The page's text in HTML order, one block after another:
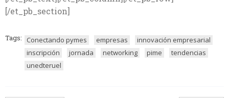
[/et_pb_section]
Tags: Conectando pymes empresas
innovación empresarial
inscripción
jornada networking pime
tendencias
unedteruel